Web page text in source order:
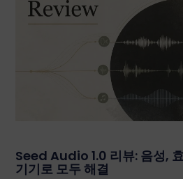
Seed Audio 1.0 리뷰: 음성,
기기로 모두 해결